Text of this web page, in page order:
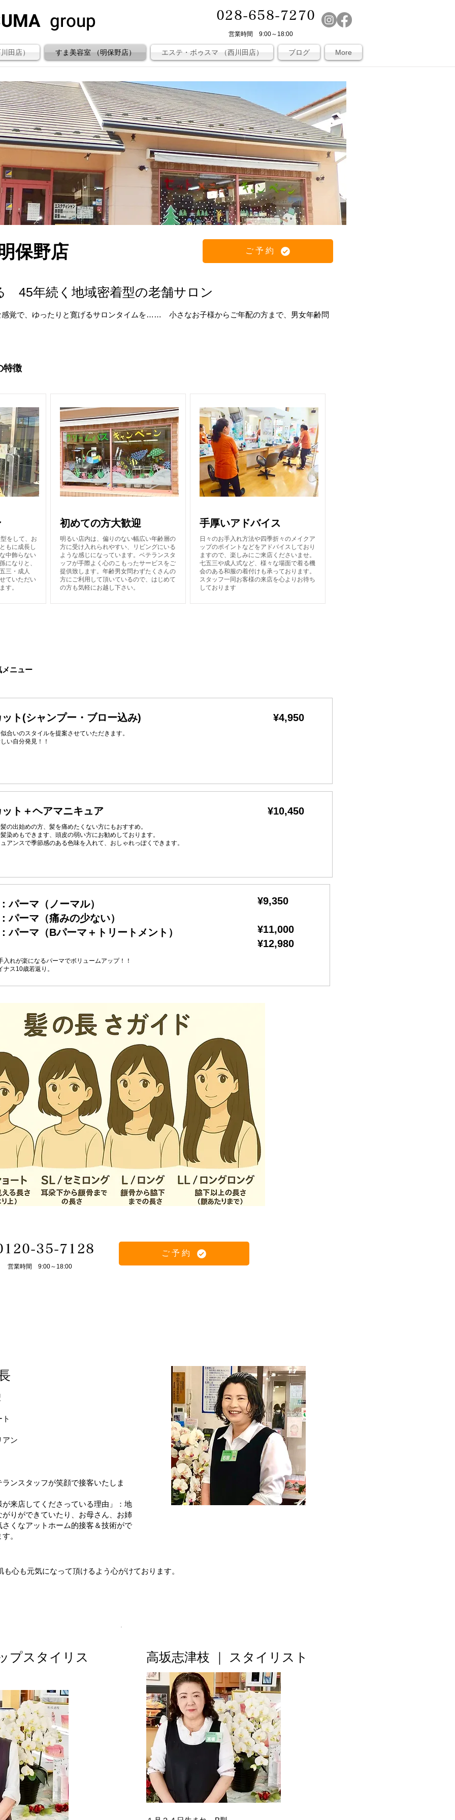
group 028-658-7270
​営業時間 9:00～18:00
田店） すま美容室 （明保野店） エステ・ボゥスマ （西川田店） ブログ More
保野店 ご予約
45年続く地域密着型の老舗サロン
感覚で、ゆったりと寛げるサロンタイムを…… 小さなお子様からご年配の方まで、男女年齢問
特徴
をして、お
もに成長し
中飾らない
になりと、
三・成人
ていただい
す。
初めての方大歓迎
明るい店内は、偏りのない幅広い年齢層の
方に受け入れられやすい、リビングにいる
ような感じになっています。ベテランスタ
ッフが手際よく心のこもったサービスをご
提供致します。年齢男女問わずたくさんの
方にご利用して頂いているので、はじめて
の方も気軽にお越し下さい。
手厚いアドバイス
日々のお手入れ方法や四季折々のメイクア
ップのポイントなどをアドバイスしており
ますので、楽しみにご来店くださいませ。
七五三や成人式など、様々な場面で着る機
会のある和服の着付けも承っております。
スタッフ一同お客様の来店を心よりお待ち
しております
ニュー
ット(シャンプー・ブロー込み) ¥4,950
合いのスタイルを提案させていただきます。
い自分発見！！
ット＋ヘアマニキュア ¥10,450
の出始めの方、髪を痛めたくない方にもおすすめ。
染めもできます、頭皮の弱い方にお勧めしております。
アンスで季節感のある色味を入れて、おしゃれっぽくできます。
パーマ（ノーマル）
パーマ（痛みの少ない）
パーマ（Bパーマ＋トリートメント）
¥9,350
¥11,000
¥12,980
入れが楽になるパーマでボリュームアップ！！
ナス10歳若返り。
35-7128
​営業時間 9:00～18:00
ご予約
アン
ンスタッフが笑顔で接客いたしま
来店してくださっている理由」：地
りができていたり、お母さん、お姉
くなアットホーム的接客＆技術がで
。
心も元気になって頂けるよう心がけております。
プスタイリス 高坂志津枝 ｜ スタイリスト